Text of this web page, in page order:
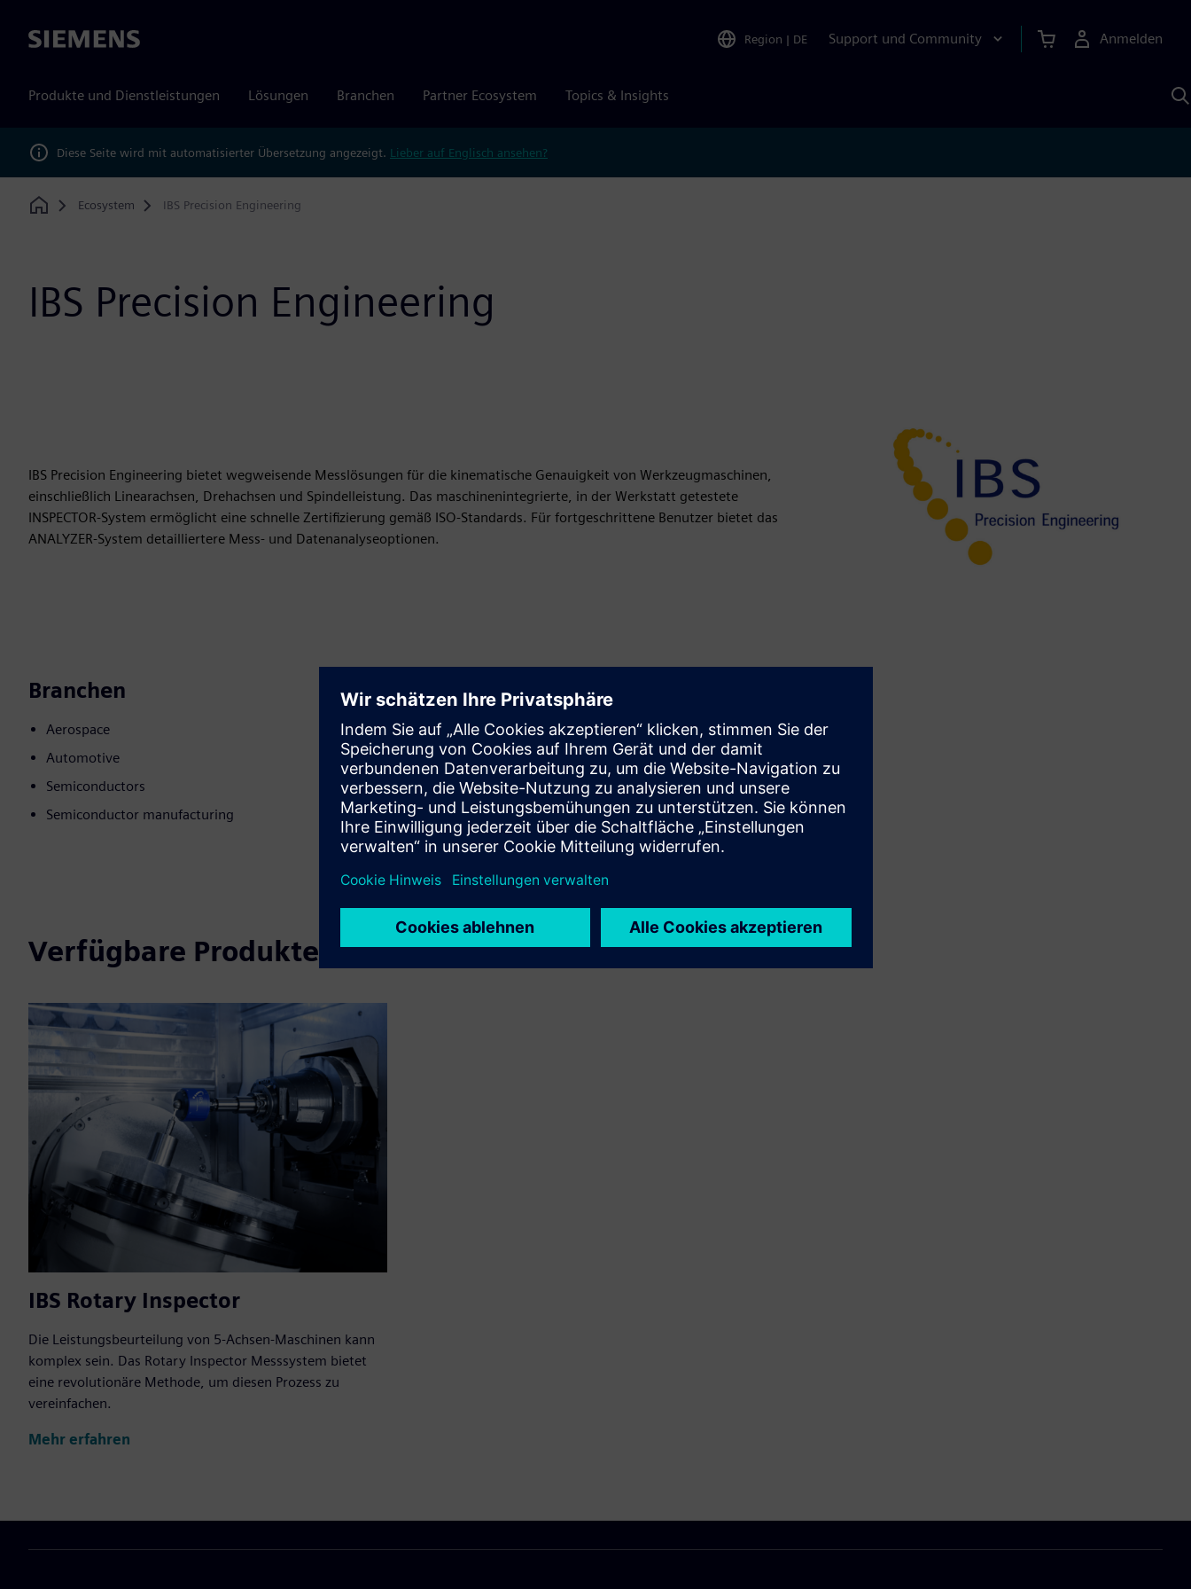
Siemens Region | DE Support und Community Anmelden
Produkte und Dienstleistungen Lösungen Branchen Partner Ecosystem Topics & Insights
KI
Diese Seite wird mit automatisierter Übersetzung angezeigt. Lieber auf Englisch ansehen?
Home
Ecosystem IBS Precision Engineering
IBS Precision Engineering
IBS Precision Engineering bietet wegweisende Messlösungen für die kinematische Genauigkeit von Werkzeugmaschinen,
einschließlich Linearachsen, Drehachsen und Spindelleistung. Das maschinenintegrierte, in der Werkstatt getestete
INSPECTOR-System ermöglicht eine schnelle Zertifizierung gemäß ISO-Standards. Für fortgeschrittene Benutzer bietet das
ANALYZER-System detailliertere Mess- und Datenanalyseoptionen.
Branchen
Aerospace
Automotive
Semiconductors
Semiconductor manufacturing
Antrag
Build
Erweitert oder baut auf einem/einer Siemens Xcelerator-
Produkt/Lösung auf, indem ein neues Produkt entwickelt
wird, oder erstellt eine neue Kundenlösung durch die
Integration des Siemens Xcelerator-Produkts und des
eigenen Produkts
Verfügbare Produkte
IBS Rotary Inspector
Die Leistungsbeurteilung von 5-Achsen-Maschinen kann
komplex sein. Das Rotary Inspector Messsystem bietet
eine revolutionäre Methode, um diesen Prozess zu
vereinfachen.
Mehr erfahren